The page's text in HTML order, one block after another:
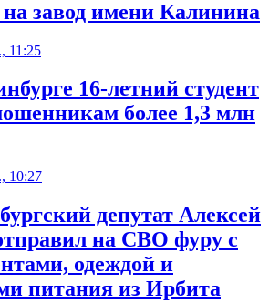
завод имени Калинина
11:25
16-летний студент
более 1,3 млн
10:27
депутат Алексей
на СВО фуру с
одеждой и
питания из Ирбита